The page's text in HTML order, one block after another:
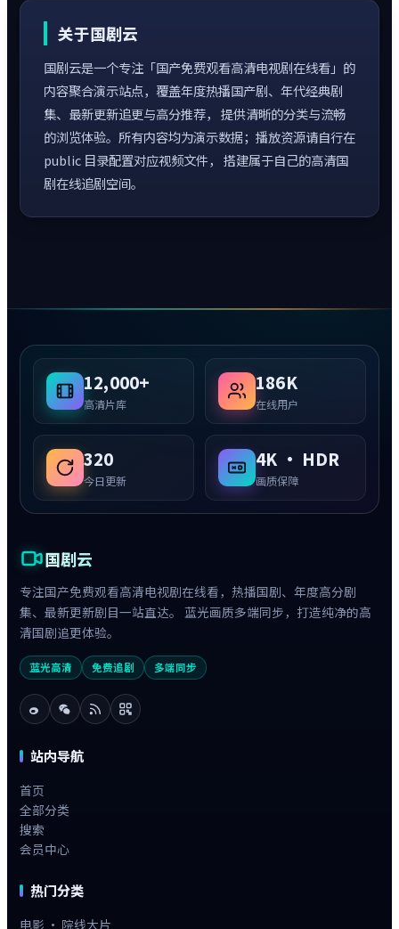
关于国剧云
国剧云是一个专注「国产免费观看高清电视剧在线看」的
内容聚合演示站点，覆盖年度热播国产剧、年代经典剧
集、最新更新追更与高分推荐， 提供清晰的分类与流畅
的浏览体验。所有内容均为演示数据；播放资源请自行在
public 目录配置对应视频文件， 搭建属于自己的高清国
剧在线追剧空间。
12,000+
高清片库
186K
在线用户
320
今日更新
4K · HDR
画质保障
国剧云
专注国产免费观看高清电视剧在线看，热播国剧、年度高分剧
集、最新更新剧目一站直达。 蓝光画质多端同步，打造纯净的高
清国剧追更体验。
蓝光高清 免费追剧 多端同步
站内导航
首页
全部分类
搜索
会员中心
热门分类
电影 · 院线大片